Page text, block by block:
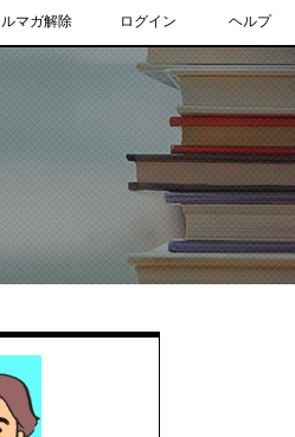
ルマガ解除 ログイン ヘルプ